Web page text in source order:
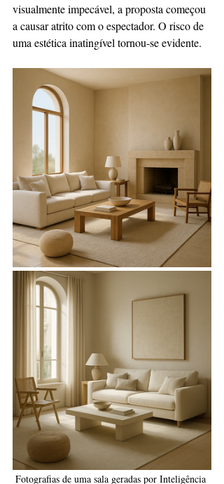
visualmente impecável, a proposta começou
a causar atrito com o espectador. O risco de
uma estética inatingível tornou-se evidente.
Fotografias de uma sala geradas por Inteligência